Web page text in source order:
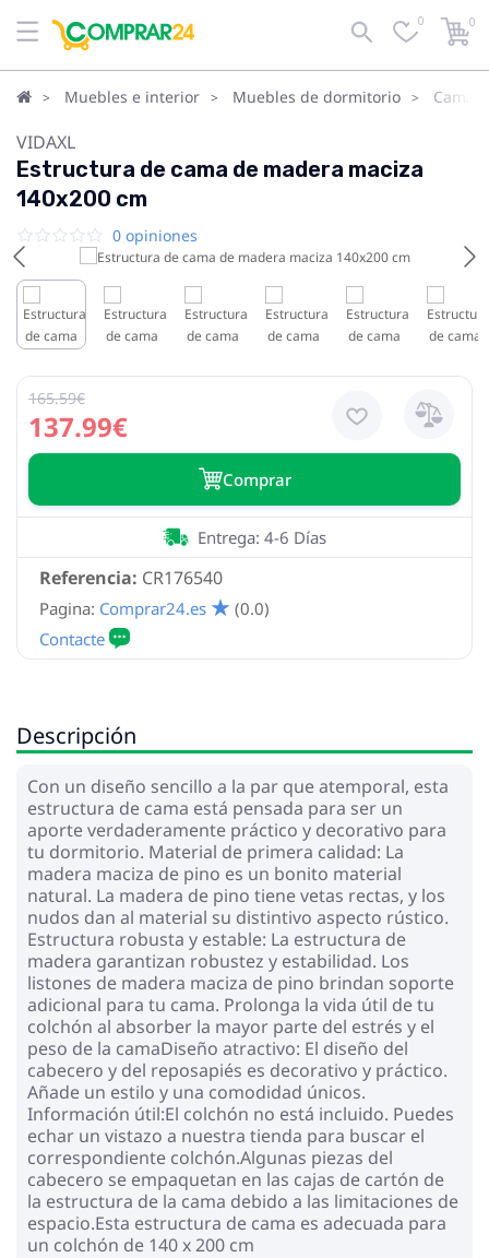
0 0
Muebles e interior Muebles de dormitorio Camas
VIDAXL
Estructura de cama de madera maciza
140x200 cm
0 opiniones
137.99€
165.59€
Сomprar
Referencia: CR176540
Entrega: 4-6 Días
Pagina: Comprar24.es (0.0)
Descripción
Con un diseño sencillo a la par que atemporal, esta
estructura de cama está pensada para ser un
aporte verdaderamente práctico y decorativo para
tu dormitorio. Material de primera calidad: La
madera maciza de pino es un bonito material
natural. La madera de pino tiene vetas rectas, y los
nudos dan al material su distintivo aspecto rústico.
Estructura robusta y estable: La estructura de
madera garantizan robustez y estabilidad. Los
listones de madera maciza de pino brindan soporte
adicional para tu cama. Prolonga la vida útil de tu
colchón al absorber la mayor parte del estrés y el
peso de la camaDiseño atractivo: El diseño del
cabecero y del reposapiés es decorativo y práctico.
Añade un estilo y una comodidad únicos.
Información útil:El colchón no está incluido. Puedes
echar un vistazo a nuestra tienda para buscar el
correspondiente colchón.Algunas piezas del
cabecero se empaquetan en las cajas de cartón de
la estructura de la cama debido a las limitaciones de
espacio.Esta estructura de cama es adecuada para
un colchón de 140 x 200 cm